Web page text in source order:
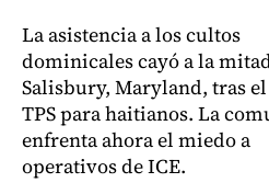
La asistencia a los cultos
dominicales cayó a la
Salisbury, Maryland, tras
TPS para haitianos. La
enfrenta ahora el miedo a
operativos de ICE.